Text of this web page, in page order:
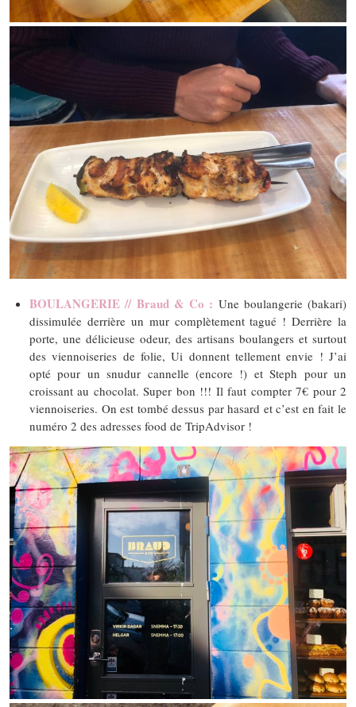
BOULANGERIE // Braud & Co : Une boulangerie (bakari)
dissimulée derrière un mur complètement tagué ! Derrière la
porte, une délicieuse odeur, des artisans boulangers et surtout
des viennoiseries de folie, Ui donnent tellement envie ! J’ai
opté pour un snudur cannelle (encore !) et Steph pour un
croissant au chocolat. Super bon !!! Il faut compter 7€ pour 2
viennoiseries. On est tombé dessus par hasard et c’est en fait le
numéro 2 des adresses food de TripAdvisor !